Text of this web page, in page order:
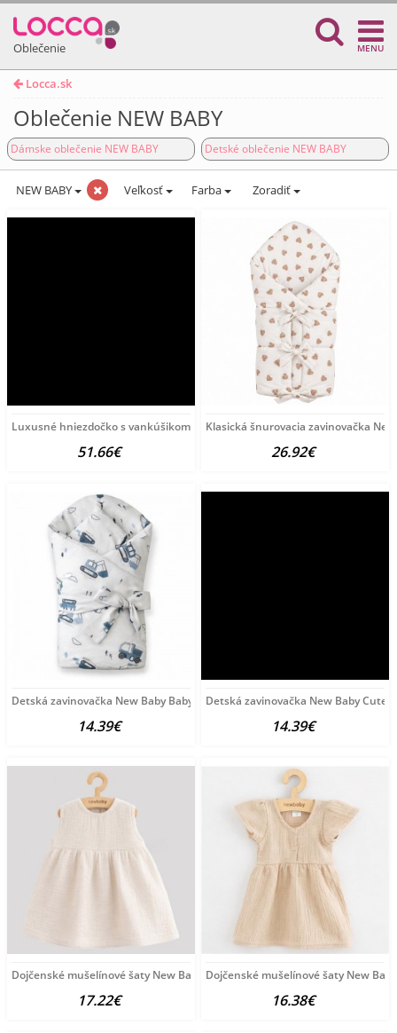
Oblečenie MENU
Locca.sk
Oblečenie NEW BABY
Dámske oblečenie NEW BABY Detské oblečenie NEW BABY
NEW BABY Veľkosť Farba Zoradiť
Luxusné hniezdočko s vankúšikom a perinkou New Baby
51.66€
Klasická šnurovacia zavinovačka
26.92€
Detská zavinovačka New Baby Baby Machines 80x80 cm podľa
14.39€
Detská zavinovačka New Baby Cute
14.39€
Dojčenské mušelínové šaty New Baby Ella linen podľa
17.22€
Dojčenské mušelínové šaty New
16.38€